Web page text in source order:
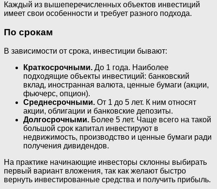
Каждый из вышеперечисленных объектов инвестиций
имеет свои особенности и требует разного подхода.
По срокам
В зависимости от срока, инвестиции бывают:
Краткосрочными. До 1 года. Наиболее
подходящие объекты инвестиций: банковский
вклад, иностранная валюта, ценные бумаги (акции,
фьючерс, опцион).
Среднесрочными. От 1 до 5 лет. К ним относят
акции, облигации и банковские депозиты.
Долгосрочными. Более 5 лет. Чаще всего на такой
большой срок капитал инвестируют в
недвижимость, производство и ценные бумаги ради
получения дивидендов.
На практике начинающие инвесторы склонны выбирать
первый вариант вложения, так как желают быстро
вернуть инвестированные средства и получить прибыль.